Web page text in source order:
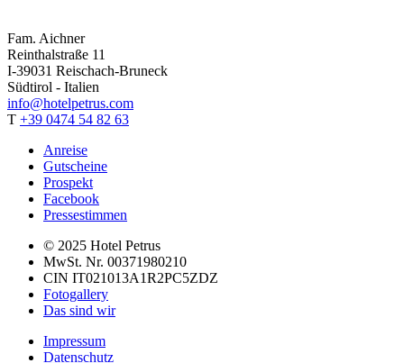
Fam. Aichner
Reinthalstraße 11
I-39031 Reischach-Bruneck
Südtirol - Italien
info@hotelpetrus.com
T +39 0474 54 82 63
Anreise
Gutscheine
Prospekt
Facebook
Pressestimmen
© 2025 Hotel Petrus
MwSt. Nr. 00371980210
CIN IT021013A1R2PC5ZDZ
Fotogallery
Das sind wir
Impressum
Datenschutz